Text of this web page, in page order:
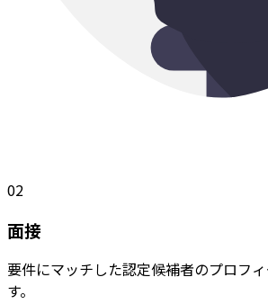
02
面接
要件にマッチした認定候補者のプロフ
す。